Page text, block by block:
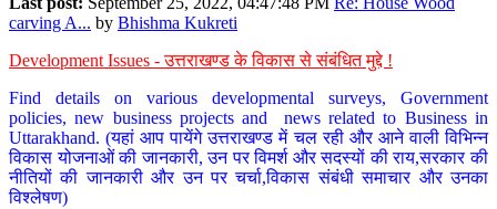
carving A... by Bhishma Kukreti
Development Issues - उत्तराखण्ड के विकास से संबंधित मुद्दे !
Find details on various developmental surveys, Government
policies, new business projects and news related to Business in
Uttarakhand. (यहां आप पायेंगे उत्तराखण्ड में चल रही और आने वाली विभिन्न
विकास योजनाओं की जानकारी, उन पर विमर्श और सदस्यों की राय,सरकार की
नीतियों की जानकारी और उन पर चर्चा,विकास संबंधी समाचार और उनका
विश्लेषण)